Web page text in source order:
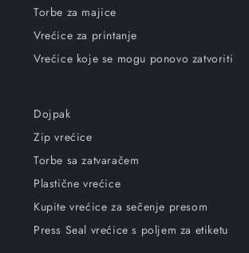
Torbe za majice
Vrećice za printanje
Vrećice koje se mogu ponovo zatvoriti
Dojpak
Zip vrećice
Torbe sa zatvaračem
Plastične vrećice
Kupite vrećice za sečenje presom
Press Seal vrećice s poljem za etiketu